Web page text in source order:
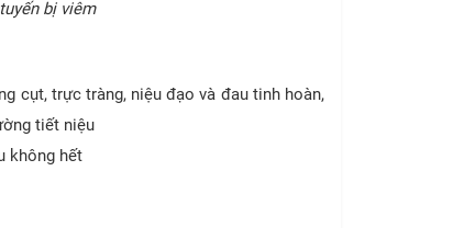
bị viêm
cụt, trực tràng, niệu đạo và đau tinh hoàn,
tiết niệu
không hết